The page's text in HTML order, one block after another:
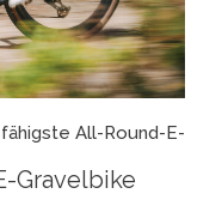
All-Round-E-
Gravelbike